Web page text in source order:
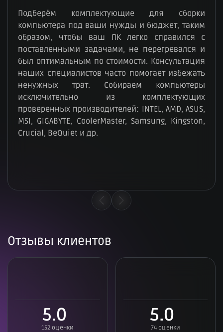
Подберём комплектующие для сборки
компьютера под ваши нужды и бюджет, таким
образом, чтобы ваш ПК легко справился с
поставленными задачами, не перегревался и
был оптимальным по стоимости. Консультация
наших специалистов часто помогает избежать
ненужных трат. Собираем компьютеры
исключительно из комплектующих
проверенных производителей: INTEL, AMD, ASUS,
MSI, GIGABYTE, CoolerMaster, Samsung, Kingston,
Crucial, BeQuiet и др.
Отзывы клиентов
5.0
152 оценки
5.0
74 оценки